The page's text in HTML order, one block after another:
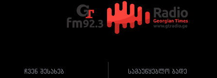
ჩვენ შესახებ სამაუწყებლო ბადე